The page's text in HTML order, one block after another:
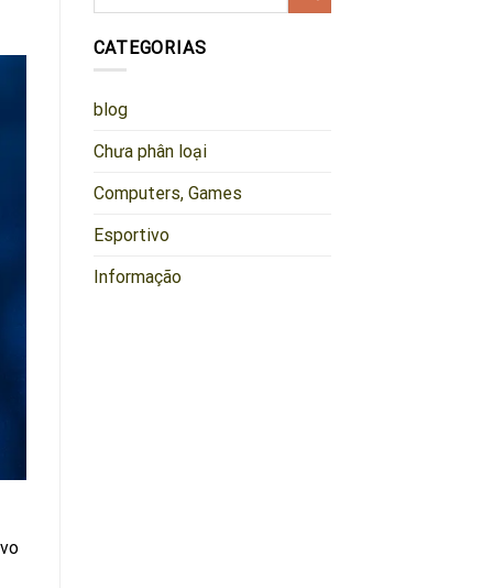
CATEGORIAS
blog
Chưa phân loại
Computers, Games
Esportivo
Informação